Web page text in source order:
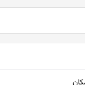
۹ تا ۱۴ - ۱۷ تا ۲۲
۹ تا ۱۴ - ۱۷ تا ۲۲